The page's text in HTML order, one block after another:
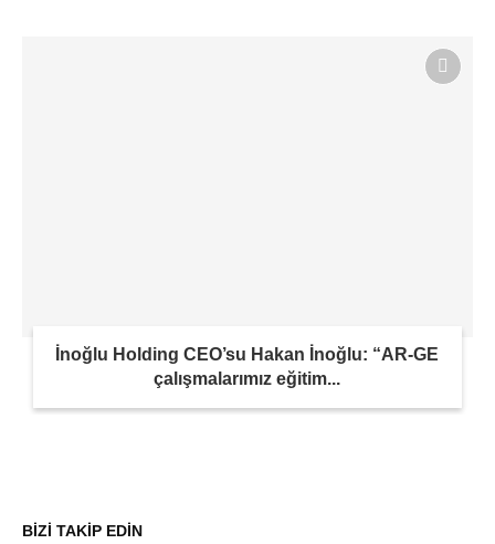
İnoğlu Holding CEO’su Hakan İnoğlu: “AR-GE
çalışmalarımız eğitim...
BİZİ TAKİP EDİN